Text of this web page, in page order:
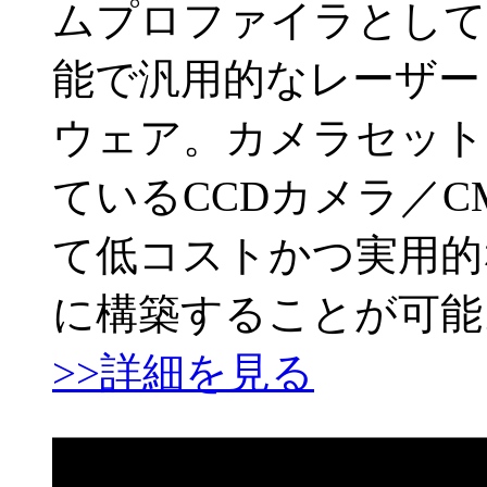
ムプロファイラとし
能で汎用的なレーザ
ウェア。カメラセッ
ているCCDカメラ／
て低コストかつ実用
に構築することが可
>>詳細を見る